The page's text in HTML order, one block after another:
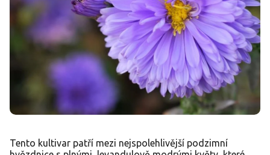
Tento kultivar patří mezi nejspolehlivější podzimní